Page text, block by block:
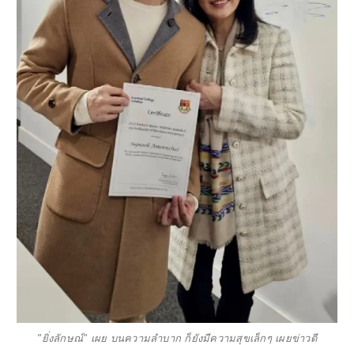
"ยิ่งลักษณ์" เผย บนความลำบาก ก็ยังมีความสุขเล็กๆ เผยข่าวดี